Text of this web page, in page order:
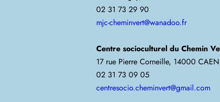
02 31 73 29 90
mjc-cheminvert@wanadoo.fr
Centre socioculturel du Chemin
17 rue Pierre Corneille, 14000 CAEN
02 31 73 09 05
centresocio.cheminvert@gmail.com